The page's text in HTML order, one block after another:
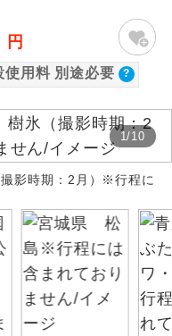
円
使用料 別途必要
1/10
影時期：2月）※行程に
務し、車内での観光案内
されている文化遺産や自
コースです。
立ち寄るコースです。
するコースです。
露天風呂が付いていま